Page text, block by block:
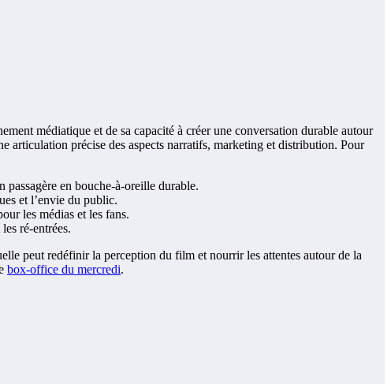
médiatique et de sa capacité à créer une conversation durable autour
articulation précise des aspects narratifs, marketing et distribution. Pour
passagère en bouche-à-oreille durable.
et l’envie du public.
les médias et les fans.
ré-entrées.
peut redéfinir la perception du film et nourrir les attentes autour de la
box-office du mercredi.